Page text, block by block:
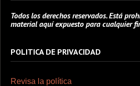
Todos los derechos reservados. Está
material aquí expuesto para cualquier
POLITICA DE PRIVACIDAD
Revisa la política